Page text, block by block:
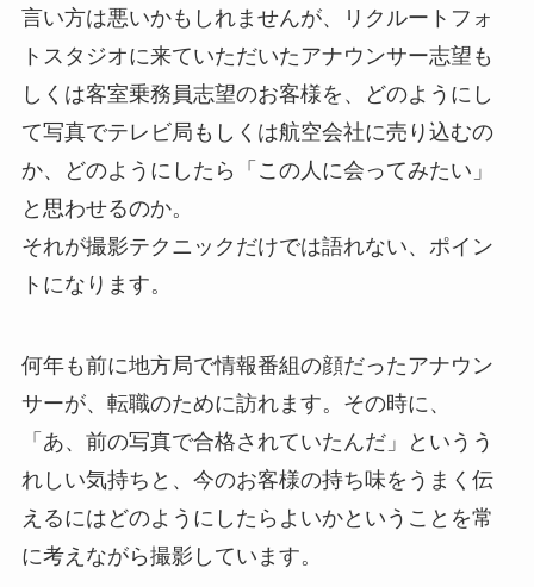
言い方は悪いかもしれませんが、リクルートフォ
トスタジオに来ていただいたアナウンサー志望も
しくは客室乗務員志望のお客様を、どのようにし
て写真でテレビ局もしくは航空会社に売り込むの
か、どのようにしたら「この人に会ってみたい」
と思わせるのか。
それが撮影テクニックだけでは語れない、ポイン
トになります。
何年も前に地方局で情報番組の顔だったアナウン
サーが、転職のために訪れます。その時に、
「あ、前の写真で合格されていたんだ」というう
れしい気持ちと、今のお客様の持ち味をうまく伝
えるにはどのようにしたらよいかということを常
に考えながら撮影しています。